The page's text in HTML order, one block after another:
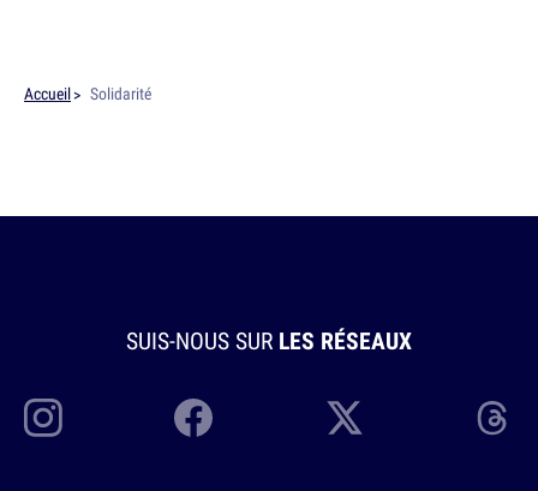
Accueil Solidarité
SUIS-NOUS SUR LES RÉSEAUX